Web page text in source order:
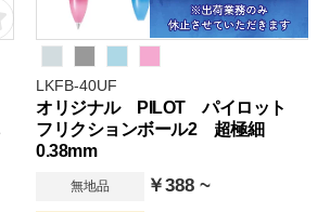
LKFB-40UF
オリジナル PILOT パイロット
フリクションボール2 超極細
0.38mm
無地品 ￥388 ~